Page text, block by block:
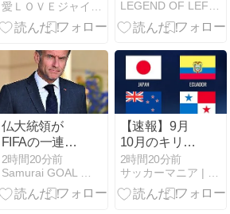
不良でベンチ
外 代わりに2
流… 接触者は
マスク姿で練
習に参加
仏大統領が
FIFAの一連の
問題に介入…
インファンテ
ィーノ会長に
2時間20分前
【速報】9月
10月のキリン
チャレンジカ
ップの対戦相
手がこちら！
2時間20分前